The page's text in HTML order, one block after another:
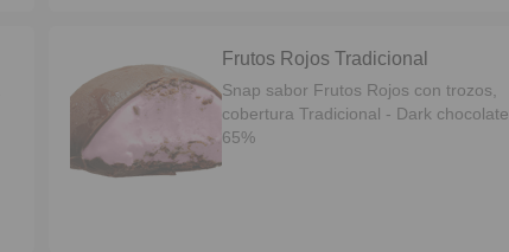
Frutos Rojos Tradicional
Snap sabor Frutos Rojos con trozos,
cobertura Tradicional - Dark chocolate
65%